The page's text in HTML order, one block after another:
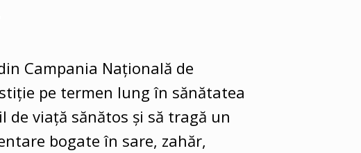
Campania Națională de
pe termen lung în sănătatea
de viață sănătos și să tragă un
bogate în sare, zahăr,